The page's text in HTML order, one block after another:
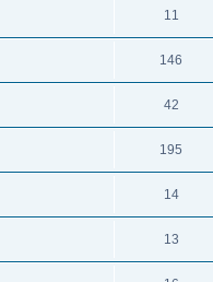
11
146
42
195
14
13